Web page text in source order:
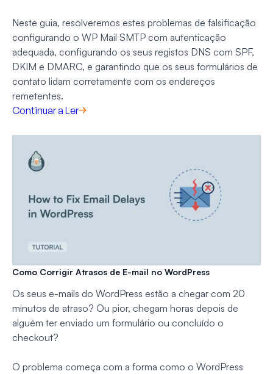
Neste guia, resolveremos estes problemas de falsificação
configurando o WP Mail SMTP com autenticação
adequada, configurando os seus registos DNS com SPF,
DKIM e DMARC, e garantindo que os seus formulários de
contato lidam corretamente com os endereços
remetentes.
Continuar a Ler
Como Corrigir Atrasos de E-mail no WordPress
Os seus e-mails do WordPress estão a chegar com 20
minutos de atraso? Ou pior, chegam horas depois de
alguém ter enviado um formulário ou concluído o
checkout?
O problema começa com a forma como o WordPress